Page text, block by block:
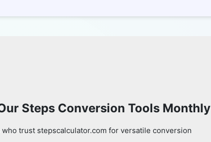
Steps Conversion Tools Monthly
trust stepscalculator.com for versatile conversion